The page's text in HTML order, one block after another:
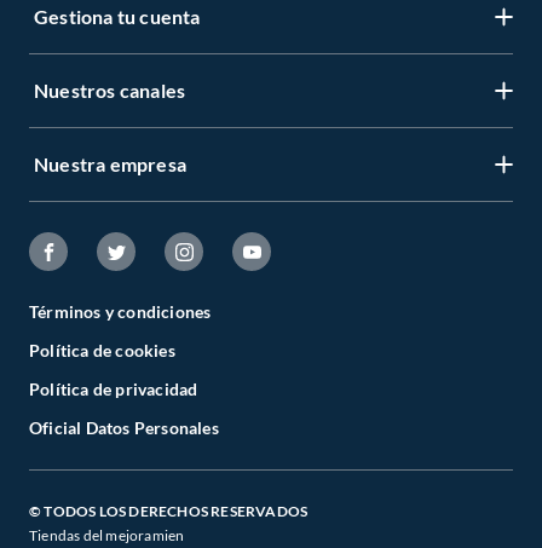
Gestiona tu cuenta
Nuestros canales
Nuestra empresa
Términos y condiciones
Política de cookies
Política de privacidad
Oficial Datos Personales
© TODOS LOS DERECHOS RESERVADOS
Tiendas del mejoramien